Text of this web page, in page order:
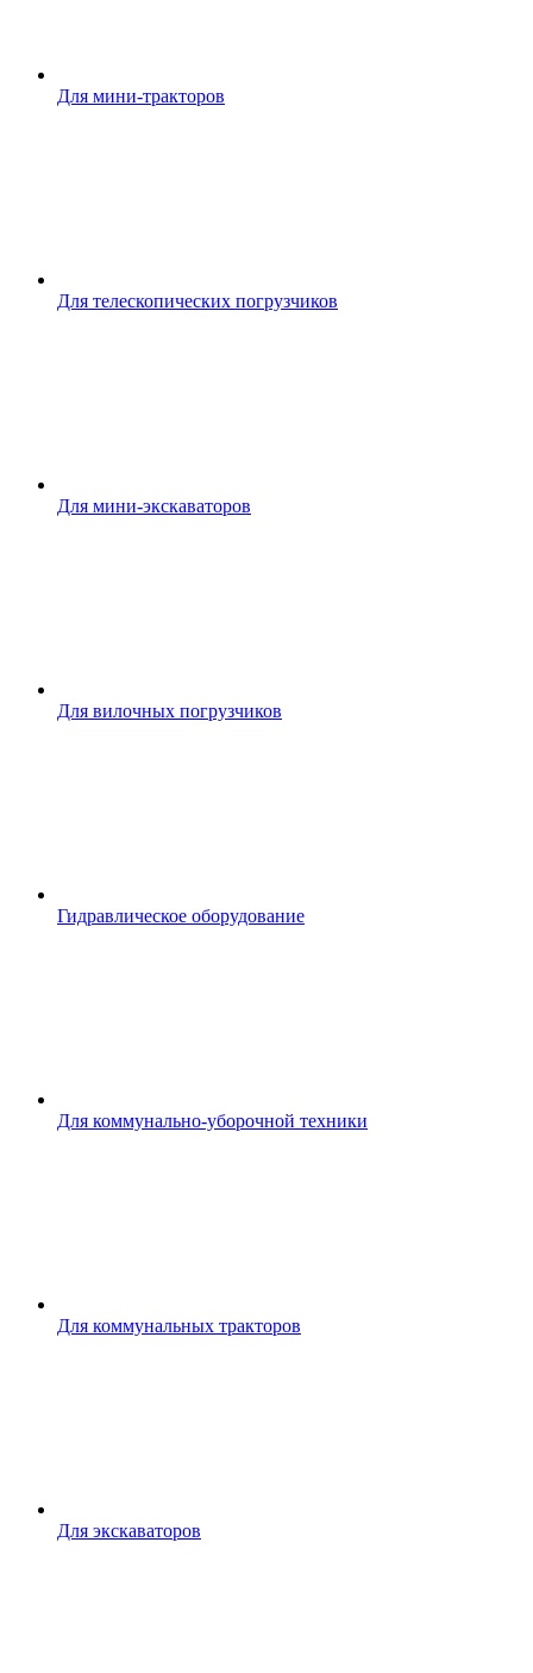
Для мини-тракторов
Для телескопических погрузчиков
Для мини-экскаваторов
Для вилочных погрузчиков
Гидравлическое оборудование
Для коммунально-уборочной техники
Для коммунальных тракторов
Для экскаваторов